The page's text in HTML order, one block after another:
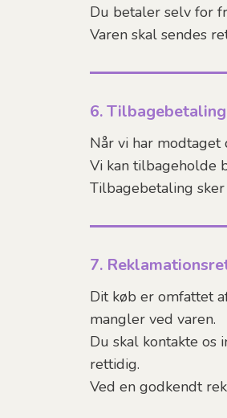
Du betaler selv for
Varen skal sendes
6. Tilbagebetaling
Når vi har
Vi kan tilbageholde
Tilbagebetaling
7.
Dit køb er omfattet
mangler ved varen.
Du skal kontakte os
rettidig.
Ved en godkendt